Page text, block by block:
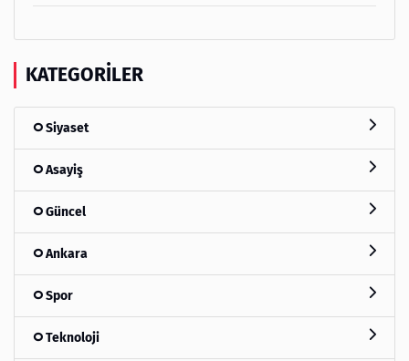
KATEGORILER
Siyaset
Asayiş
Güncel
Ankara
Spor
Teknoloji